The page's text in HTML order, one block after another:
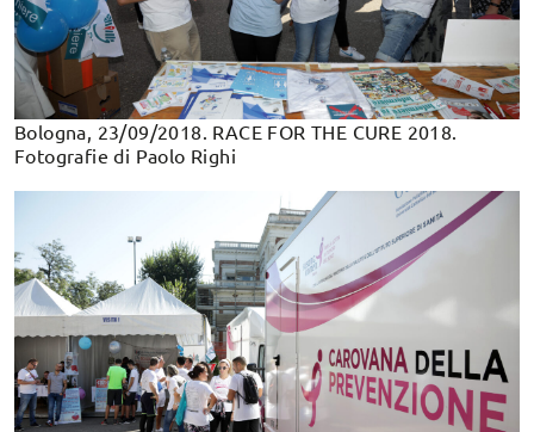
Bologna, 23/09/2018. RACE FOR THE CURE 2018.
Fotografie di Paolo Righi